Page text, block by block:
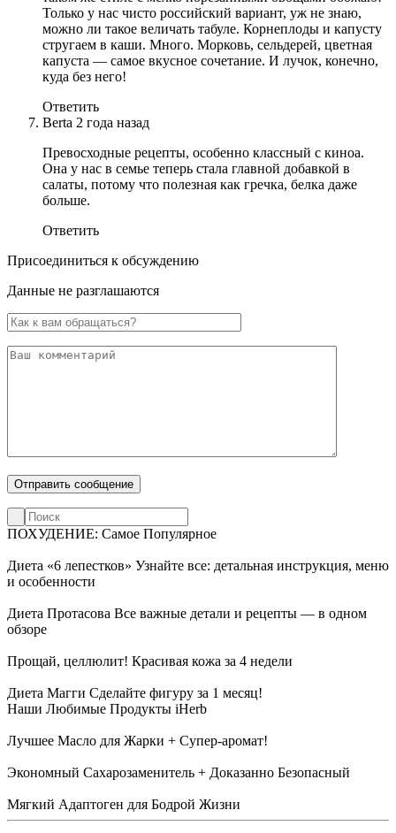
Только у нас чисто российский вариант, уж не знаю,
можно ли такое величать табуле. Корнеплоды и капусту
стругаем в каши. Много. Морковь, сельдерей, цветная
капуста — самое вкусное сочетание. И лучок, конечно,
куда без него!
Ответить
Berta 2 года назад
Превосходные рецепты, особенно классный с киноа.
Она у нас в семье теперь стала главной добавкой в
салаты, потому что полезная как гречка, белка даже
больше.
Ответить
Присоединиться к обсуждению
Данные не разглашаются
ПОХУДЕНИЕ: Самое Популярное
Диета «6 лепестков» Узнайте все: детальная инструкция, меню
и особенности
Диета Протасова Все важные детали и рецепты — в одном
обзоре
Прощай, целлюлит! Красивая кожа за 4 недели
Диета Магги Сделайте фигуру за 1 месяц!
Наши Любимые Продукты iHerb
Лучшее Масло для Жарки + Супер-аромат!
Экономный Сахарозаменитель + Доказанно Безопасный
Мягкий Адаптоген для Бодрой Жизни